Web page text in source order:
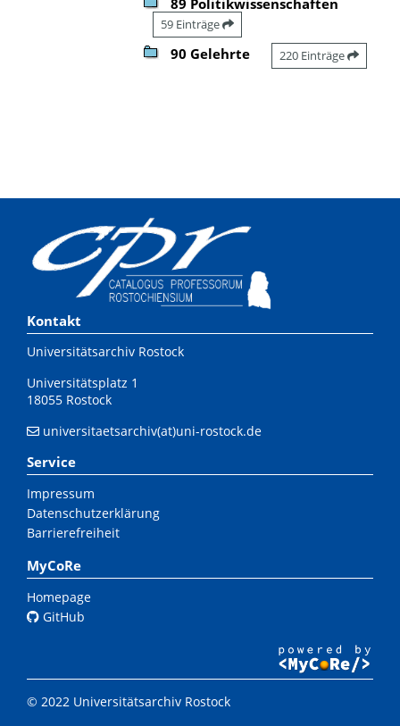
59 Einträge
90 Gelehrte 220 Einträge
Kontakt
Universitätsarchiv Rostock
Universitätsplatz 1
18055 Rostock
universitaetsarchiv(at)uni-rostock.de
Service
Impressum
Datenschutzerklärung
Barrierefreiheit
MyCoRe
Homepage
GitHub
© 2022 Universitätsarchiv Rostock